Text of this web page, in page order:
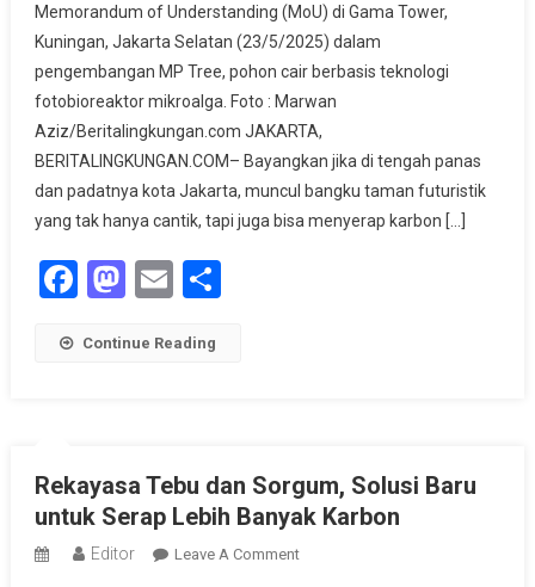
MP
TREE,
Solusi
Cerdas
Atasi
Emisi
Dari
Memorandum of Understanding (MoU) di Gama Tower,
Kuningan, Jakarta Selatan (23/5/2025) dalam
pengembangan MP Tree, pohon cair berbasis teknologi
fotobioreaktor mikroalga. Foto : Marwan
Aziz/Beritalingkungan.com JAKARTA,
BERITALINGKUNGAN.COM– Bayangkan jika di tengah panas
dan padatnya kota Jakarta, muncul bangku taman futuristik
yang tak hanya cantik, tapi juga bisa menyerap karbon […]
Facebook
Mastodon
EmailShare
Continue Reading
Rekayasa Tebu dan Sorgum, Solusi Baru
untuk Serap Lebih Banyak Karbon
Editor Leave A CommentOn